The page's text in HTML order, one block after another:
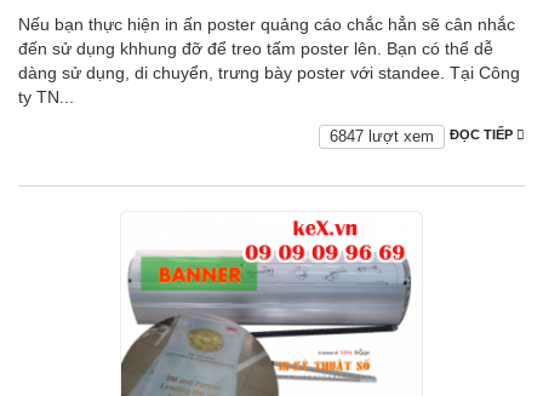
Nếu bạn thực hiện in ấn poster quảng cáo chắc hẳn sẽ cân nhắc
đến sử dụng khhung đỡ để treo tấm poster lên. Bạn có thể dễ
dàng sử dụng, di chuyển, trưng bày poster với standee. Tại Công
ty TN...
ĐỌC TIẾP
6847 lượt xem